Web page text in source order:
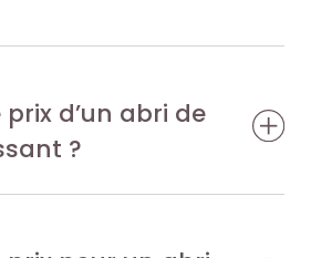
d’un abri de
?